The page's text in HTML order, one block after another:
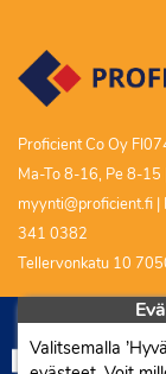
Proficient Co Oy
Ma-To 8-16, Pe 8-15 |
myynti@proficient.fi |
341 0382
Tellervonkatu 10
Valitsemalla